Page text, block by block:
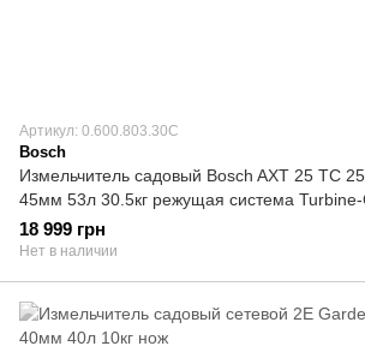
Артикул: 0.600.803.30C
Bosch
Измельчитель садовый Bosch AXT 25 TC
45мм 53л 30.5кг режущая система
18 999 грн
Нет в наличии